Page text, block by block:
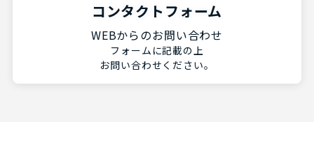
コンタクトフォーム
WEBからのお問い合わせ
フォームに記載の上
お問い合わせください。